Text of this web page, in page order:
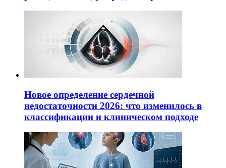
Новое определение сердечной
недостаточности 2026: что изменилось в
классификации и клиническом подходе